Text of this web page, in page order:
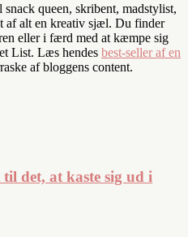
queen, skribent, madstylist,
af alt en kreativ sjæl. Du finder
eller i færd med at kæmpe sig
List. Læs hendes best-seller af en
af bloggens content.
det, at kaste sig ud i